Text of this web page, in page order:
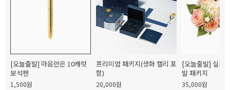
[오늘출발] 마음만은 10캐럿
보석펜
1,500원
프리미엄 패키지(생화 캘리 포
함)
20,000원
[오늘출발] 실크
발 패키지
35,000원